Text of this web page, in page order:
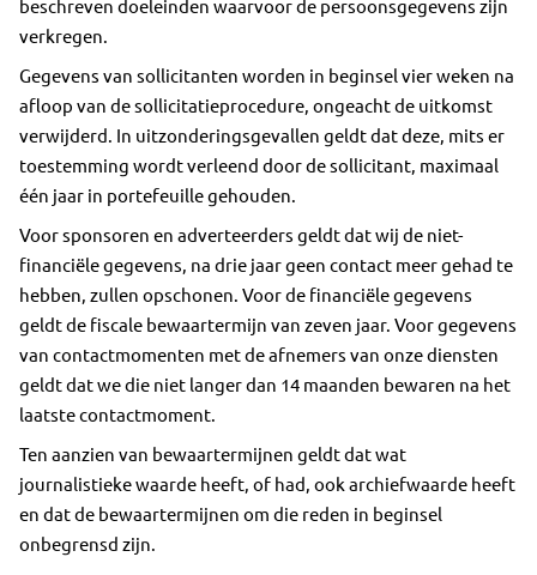
beschreven doeleinden waarvoor de persoonsgegevens zijn
verkregen.
Gegevens van sollicitanten worden in beginsel vier weken na
afloop van de sollicitatieprocedure, ongeacht de uitkomst
verwijderd. In uitzonderingsgevallen geldt dat deze, mits er
toestemming wordt verleend door de sollicitant, maximaal
één jaar in portefeuille gehouden.
Voor sponsoren en adverteerders geldt dat wij de niet-
financiële gegevens, na drie jaar geen contact meer gehad te
hebben, zullen opschonen. Voor de financiële gegevens
geldt de fiscale bewaartermijn van zeven jaar. Voor gegevens
van contactmomenten met de afnemers van onze diensten
geldt dat we die niet langer dan 14 maanden bewaren na het
laatste contactmoment.
Ten aanzien van bewaartermijnen geldt dat wat
journalistieke waarde heeft, of had, ook archiefwaarde heeft
en dat de bewaartermijnen om die reden in beginsel
onbegrensd zijn.